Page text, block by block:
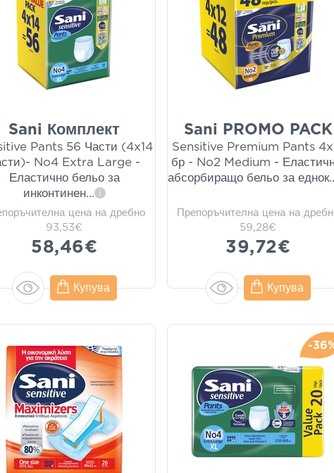
Sani Комплект
Pants 56 Части (4x14
No4 Extra Large -
Еластично бельо за
инконтинен... i
цена на дребно
93,53€
58,46€
Купува
Sani PROMO PACK
Sensitive Premium Pants
бр - No2 Medium -
абсорбиращо бельо за еднок
Препоръчителна цена на
59,28€
39,72€
Купува
-